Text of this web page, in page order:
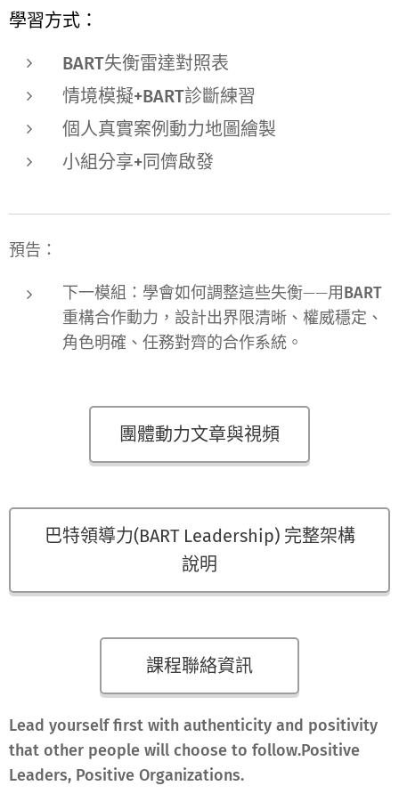
學習方式：
BART失衡雷達對照表
情境模擬+BART診斷練習
個人真實案例動力地圖繪製
小組分享+同儕啟發
預告：
下一模組：學會如何調整這些失衡——用BART
重構合作動力 ，設計出界限清晰、權威穩定、
角色明確、任務對齊的合作系統。
團體動力文章與視頻
巴特領導力(BART Leadership) 完整架構
說明
課程聯絡資訊
Lead yourself first with authenticity and positivity
that other people will choose to follow.Positive
Leaders, Positive Organizations.